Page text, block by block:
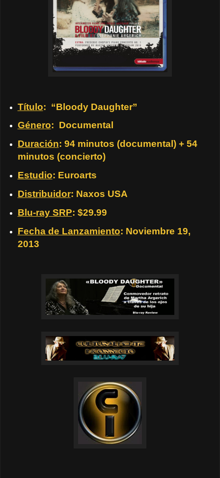
Título: “Bloody Daughter”
Género: Documental
Duración: 94 minutos (documental) + 54
minutos (concierto)
Estudio: Euroarts
Distribuidor: Naxos USA
Blu-ray SRP: $29.99
Fecha de Lanzamiento: Noviembre 19,
2013